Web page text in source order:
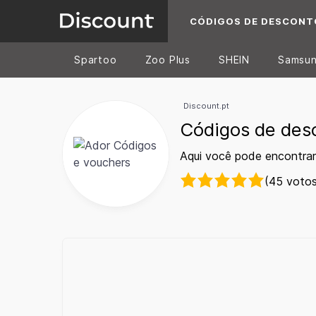
CÓDIGOS DE
Spartoo Zoo Plus SHEIN
Discount.pt
Códigos de
Aqui você pode
(45